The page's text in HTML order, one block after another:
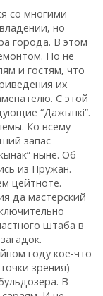
со многими
но
города. В этом
Но не
и гостям‚ что
их
С этой
“Дажынкi”.
Ко всему
запас
ныне. Об
из Пружан.
цейтноте.
да мастерский
штаба в
году кое-что
зрения)
В